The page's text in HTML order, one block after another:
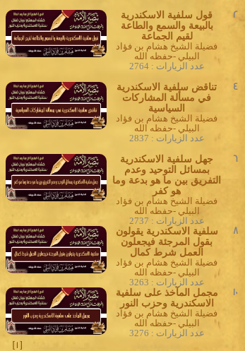
قول سلفية الاسكندرية
بالبيعة والسمع والطاعة
لقيم الجماعة
2
فضيلة الشيخ هشام بن فؤاد
البيلي -حفظه الله
عدد الزيارات : 2764
تناقض سلفية الاسكندرية
في مسألة المشاركات
السياسية
4
فضيلة الشيخ هشام بن فؤاد
البيلي -حفظه الله
عدد الزيارات : 2837
جهل سلفية الاسكندرية
بمسائل التوحيد وعدم
التفريق بين ما هو بدعة وما
هو كفر
6
فضيلة الشيخ هشام بن فؤاد
البيلي -حفظه الله
عدد الزيارات : 2737
سلفية الاسكندرية يقولون
بقول المرجئة فيجعلون
العمل شرط كمال
8
فضيلة الشيخ هشام بن فؤاد
البيلي -حفظه الله
عدد الزيارات : 3263
مجمل المآخذ على سلفية
الاسكندرية وحزب النور
10
فضيلة الشيخ هشام بن فؤاد
البيلي -حفظه الله
عدد الزيارات : 3276
[
]